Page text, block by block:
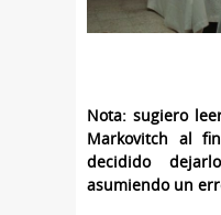
Nota: sugiero
Markovitch al
decidido
asumiendo un